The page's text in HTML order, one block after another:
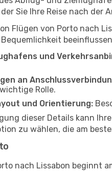
Sie Ihre Reise nach der
Flügen von Porto nach
und
an
Rolle.
und Orientierung:
dieser Details kann
zu wählen, die am
nach Lissabon beginnt